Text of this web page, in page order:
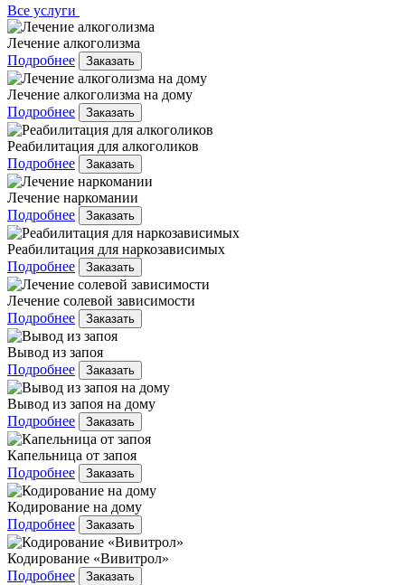
Все услуги
Лечение алкоголизма
Подробнее
Заказать
Лечение алкоголизма на дому
Подробнее
Заказать
Реабилитация для алкоголиков
Подробнее
Заказать
Лечение наркомании
Подробнее
Заказать
Реабилитация для наркозависимых
Подробнее
Заказать
Лечение солевой зависимости
Подробнее
Заказать
Вывод из запоя
Подробнее
Заказать
Вывод из запоя на дому
Подробнее
Заказать
Капельница от запоя
Подробнее
Заказать
Кодирование на дому
Подробнее
Заказать
Кодирование «Вивитрол»
Подробнее
Заказать